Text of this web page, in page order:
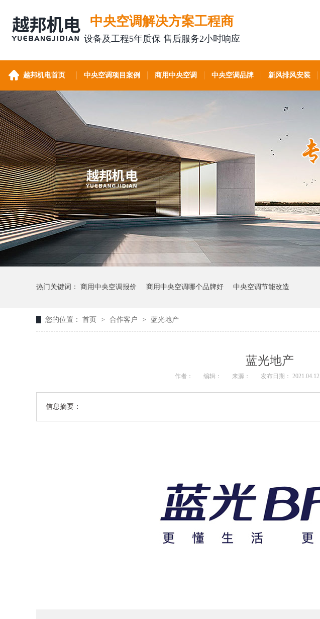
中央空调解决方案工程商
设备及工程5年质保 售后服务2小时响应
越邦机电首页 中央空调项目案例 商用中央空调 中央空调品牌 新风排风安装
热门关键词： 商用中央空调报价 商用中央空调哪个品牌好 中央空调节能改造
您的位置： 首页 > 合作客户 > 蓝光地产
蓝光地产
作者： 编辑： 来源： 发布日期： 2021.04.12
信息摘要：